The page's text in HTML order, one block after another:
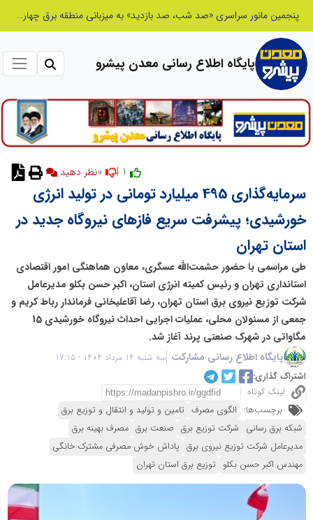
شانزدهمین مانور سراسری طرح مهتاب در استان تهران به میزبانی منطقه برق لواسان
پایگاه اطلاع رسانی معدن پیشرو
نظر دهید
سرمایه‌گذاری 495 میلیارد تومانی در تولید انرژی
خورشیدی؛ پیشرفت سریع فازهای نیروگاه جدید در
استان تهران
طی مراسمی با حضور حشمت‌الله عسگری، معاون هماهنگی امور اقتصادی
استانداری تهران و رئیس کمیته انرژی استان، اکبر حسن بکلو مدیرعامل
شرکت توزیع نیروی برق استان تهران، رضا آقاعلیخانی فرماندار رباط کریم و
جمعی از مسئولان محلی، عملیات اجرایی احداث نیروگاه خورشیدی 15
مگاواتی در شهرک صنعتی پرند آغاز شد.
پایگاه اطلاع رسانی مشارکت سه شنبه 14 مرداد 1404 - 17:15
اشتراک گذاری:
لینک کوتاه
برچسب‌ها: الگوی مصرف تامین و تولید و انتقال و توزیع برق
شبکه برق رسانی شرکت توزیع برق صنعت برق مصرف بهینه برق
مدیرعامل شرکت توزیع نیروی برق پاداش خوش مصرفی مشترک خانگی
مهندس اکبر حسن بکلو توزیع برق استان تهران